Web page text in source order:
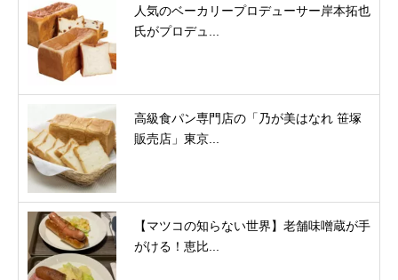
人気のベーカリープロデューサー岸本拓也
氏がプロデュ...
高級食パン専門店の「乃が美はなれ 笹塚
販売店」東京...
【マツコの知らない世界】老舗味噌蔵が手
がける！恵比...